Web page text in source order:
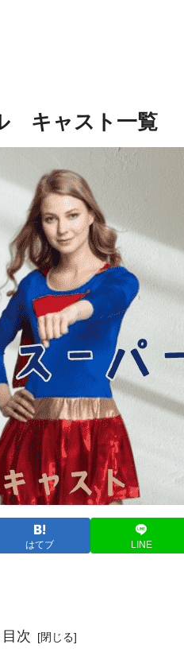
キャスト一覧
はてブ LINE
目次